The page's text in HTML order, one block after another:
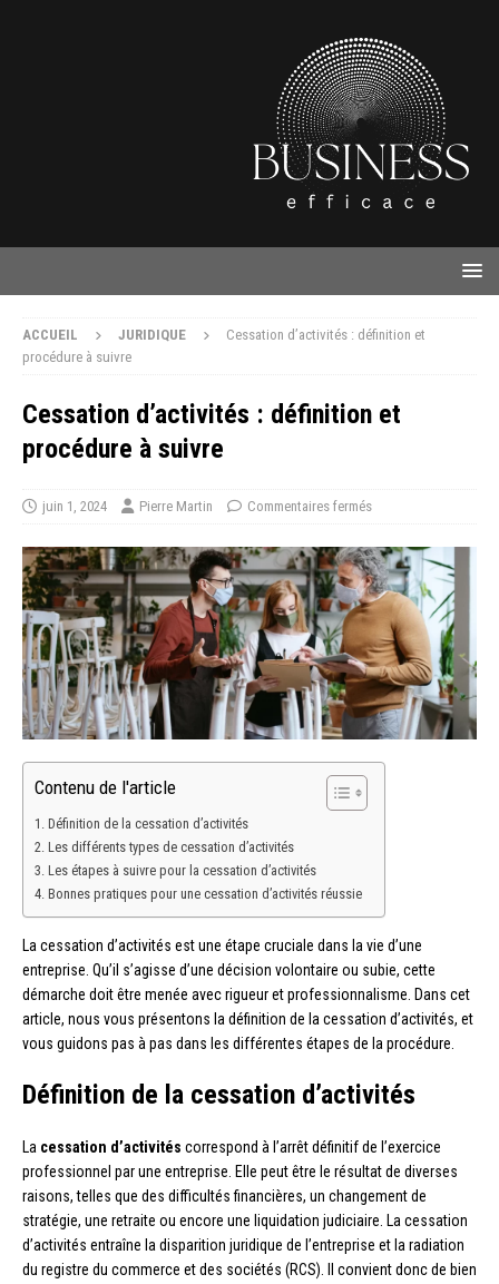
ACCUEIL JURIDIQUE
Cessation d’activités : définition et
procédure à suivre
Cessation d’activités : définition et
procédure à suivre
juin 1, 2024 Pierre Martin Commentaires fermés
Contenu de l'article
Définition de la cessation d’activités
Les différents types de cessation d’activités
Les étapes à suivre pour la cessation d’activités
Bonnes pratiques pour une cessation d’activités réussie
La cessation d’activités est une étape cruciale dans la vie d’une
entreprise. Qu’il s’agisse d’une décision volontaire ou subie, cette
démarche doit être menée avec rigueur et professionnalisme. Dans cet
article, nous vous présentons la définition de la cessation d’activités, et
vous guidons pas à pas dans les différentes étapes de la procédure.
Définition de la cessation d’activités
La cessation d’activités correspond à l’arrêt définitif de l’exercice
professionnel par une entreprise. Elle peut être le résultat de diverses
raisons, telles que des difficultés financières, un changement de
stratégie, une retraite ou encore une liquidation judiciaire. La cessation
d’activités entraîne la disparition juridique de l’entreprise et la radiation
du registre du commerce et des sociétés (RCS). Il convient donc de bien